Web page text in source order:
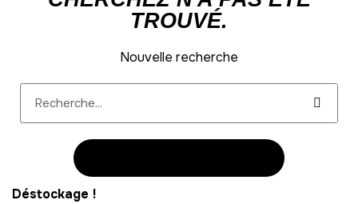
TROUVÉ.
Nouvelle recherche
Déstockage !